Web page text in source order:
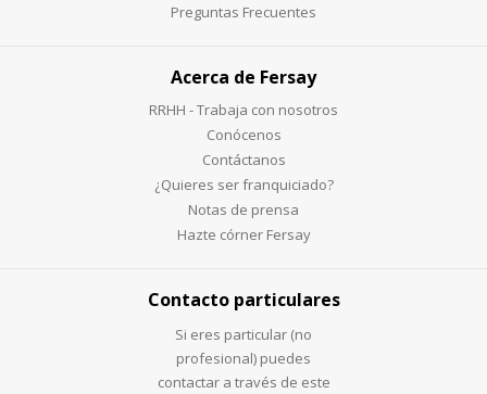
Preguntas Frecuentes
Acerca de Fersay
RRHH - Trabaja con nosotros
Conócenos
Contáctanos
¿Quieres ser franquiciado?
Notas de prensa
Hazte córner Fersay
Contacto particulares
Si eres particular (no
profesional) puedes
contactar a través de este